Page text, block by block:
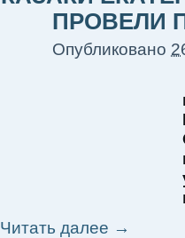
ПРОВЕЛИ
Опубликовано
Читать далее →